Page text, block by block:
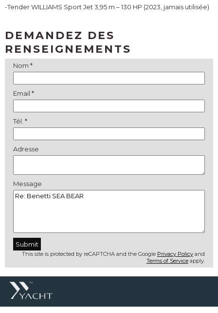
-Tender WILLIAMS Sport Jet 3,95 m – 130 HP (2023, jamais utilisée)
DEMANDEZ DES
RENSEIGNEMENTS
Nom *
Email *
Tél. *
Adresse
Message
This site is protected by reCAPTCHA and the Google Privacy Policyand
Terms of Serviceapply.